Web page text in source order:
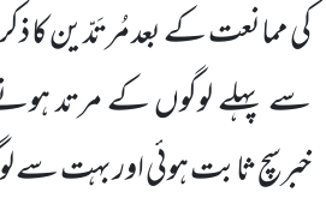
کی ممانعت کے بعد مُرتَدّین کا
سے پہلے لوگوں کے مرتد ہونے
خبرسچ ثابت ہوئی اور بہت